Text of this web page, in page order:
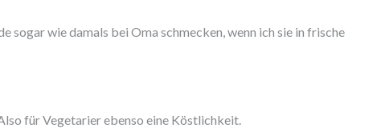
sogar wie damals bei Oma schmecken, wenn ich sie in frische
für Vegetarier ebenso eine Köstlichkeit.